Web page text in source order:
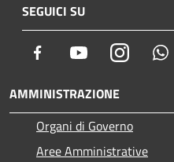
SEGUICI SU
Facebook YoutubeInstagram
AMMINISTRAZIONE
Organi di Governo
Aree Amministrative